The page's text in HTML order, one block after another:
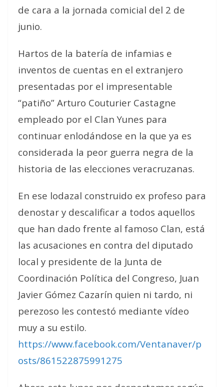
de cara a la jornada comicial del 2 de
junio.
Hartos de la batería de infamias e
inventos de cuentas en el extranjero
presentadas por el impresentable
“patiño” Arturo Couturier Castagne
empleado por el Clan Yunes para
continuar enlodándose en la que ya es
considerada la peor guerra negra de la
historia de las elecciones veracruzanas.
En ese lodazal construido ex profeso para
denostar y descalificar a todos aquellos
que han dado frente al famoso Clan, está
las acusaciones en contra del diputado
local y presidente de la Junta de
Coordinación Política del Congreso, Juan
Javier Gómez Cazarín quien ni tardo, ni
perezoso les contestó mediante vídeo
muy a su estilo.
https://www.facebook.com/Ventanaver/p
osts/861522875991275